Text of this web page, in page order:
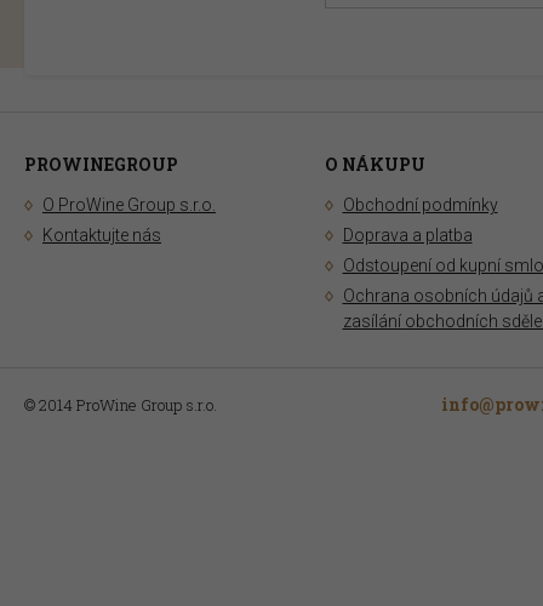
PROWINEGROUP
O ProWine Group s.r.o.
Kontaktujte nás
O NÁKUPU
Obchodní podmínky
Doprava a platba
Odstoupení od kupní
Ochrana osobních údajů
zasílání obchodních
© 2014 ProWine Group s.r.o.